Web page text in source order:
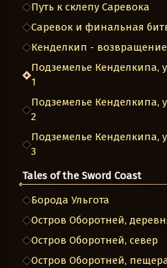
Путь к склепу Саревока
Саревок и финальная
Кенделкип - возвращение
Подземелье Кенделкипа,
1
Подземелье Кенделкипа,
2
Подземелье Кенделкипа,
3
Tales of the Sword Coast
Борода Ульгота
Остров Оборотней,
Остров Оборотней, север
Остров Оборотней,